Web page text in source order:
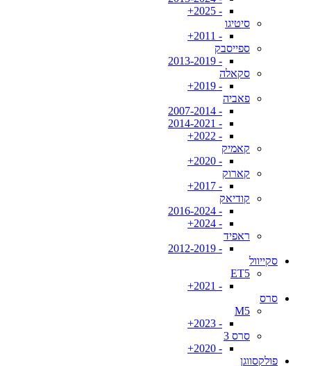
- 2025+
סיטיגו
- 2011+
ספייסבק
- 2013-2019
סקאלה
- 2019+
פאביה
- 2007-2014
- 2014-2021
- 2022+
קאמיק
- 2020+
קארוק
- 2017+
קודיאק
- 2016-2024
- 2024+
ראפיד
- 2012-2019
סקייוול
ET5
- 2021+
סרס
M5
- 2023+
סרס 3
- 2020+
פולקסווגן